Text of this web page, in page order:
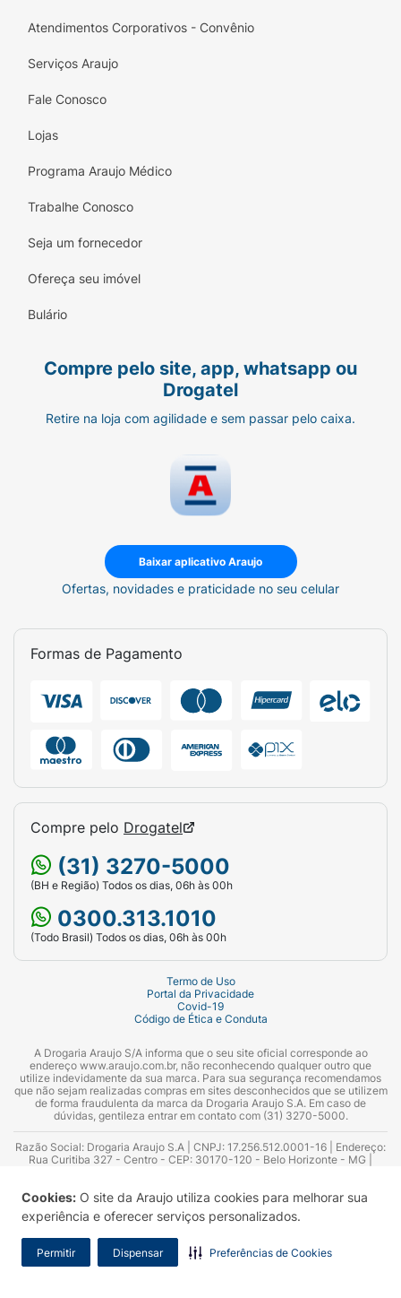
Cookies: O site da Araujo utiliza cookies para melhorar sua
experiência e oferecer serviços personalizados.
Permitir Dispensar Preferências de Cookies
Atendimentos Corporativos - Convênio
Serviços Araujo
Fale Conosco
Lojas
Programa Araujo Médico
Trabalhe Conosco
Seja um fornecedor
Ofereça seu imóvel
Bulário
Compre pelo site, app, whatsapp ou
Drogatel
Retire na loja com agilidade e sem passar pelo caixa.
Baixar aplicativo Araujo
Ofertas, novidades e praticidade no seu celular
Formas de Pagamento
Compre pelo Drogatel
(31) 3270-5000
(BH e Região) Todos os dias, 06h às 00h
0300.313.1010
(Todo Brasil) Todos os dias, 06h às 00h
Termo de Uso
Portal da Privacidade
Covid-19
Código de Ética e Conduta
A Drogaria Araujo S/A informa que o seu site oficial corresponde ao
endereço www.araujo.com.br, não reconhecendo qualquer outro que
utilize indevidamente da sua marca. Para sua segurança recomendamos
que não sejam realizadas compras em sites desconhecidos que se utilizem
de forma fraudulenta da marca da Drogaria Araujo S.A. Em caso de
dúvidas, gentileza entrar em contato com (31) 3270-5000.
Razão Social: Drogaria Araujo S.A | CNPJ: 17.256.512.0001-16 | Endereço:
Rua Curitiba 327 - Centro - CEP: 30170-120 - Belo Horizonte - MG |
Azevedo Guimarães – CRF 10.965 | Yasmin Silva Alvarenga – CRF 52.584 -
Consultor substituto: Thiago Aguiar Pinheiro - CRF Nº 13.748. Alvará
Sanitário: 2025020713 | Autorização de Funcionamento da Empresa (AFE):